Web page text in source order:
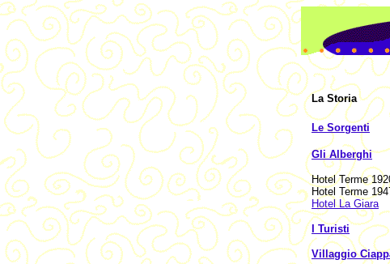
La Storia
Le Sorgenti
Gli Alberghi
Hotel Terme
Hotel Terme
Hotel La Giara
I Turisti
Villaggio